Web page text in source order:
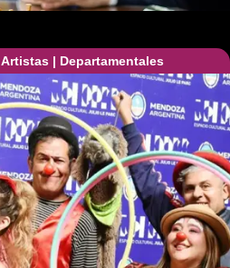
Artistas | Departamentales